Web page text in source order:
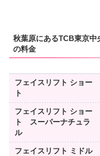
秋葉原にあるTCB東京中
の料金
フェイスリフト ショー
ト
フェイスリフト ショー
ト スーパーナチュラ
ル
フェイスリフト ミドル